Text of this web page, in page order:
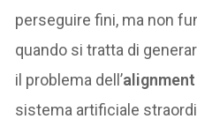
perseguire fini, ma non
quando si tratta di
il problema dell’alignment
sistema artificiale